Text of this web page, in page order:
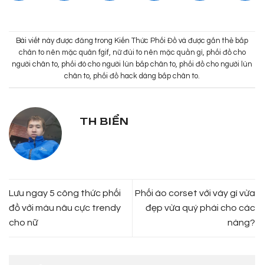
Bài viết này được đăng trong Kiến Thức Phối Đồ và được gắn thẻ bắp
chân to nên mặc quân fgif, nữ đùi to nên mặc quần gì, phối đồ cho
người chân to, phối đò cho người lùn bắp chân to, phối đồ cho người lùn
chân to, phối đồ hack dáng bắp chân to.
TH BIỂN
Lưu ngay 5 công thức phối
đồ với màu nâu cực trendy
cho nữ
Phối áo corset với váy gì vừa
đẹp vừa quý phái cho các
nàng?